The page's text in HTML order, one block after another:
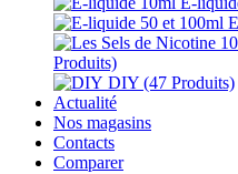
Produits)
DIY (47 Produits)
Actualité
Nos magasins
Contacts
Comparer